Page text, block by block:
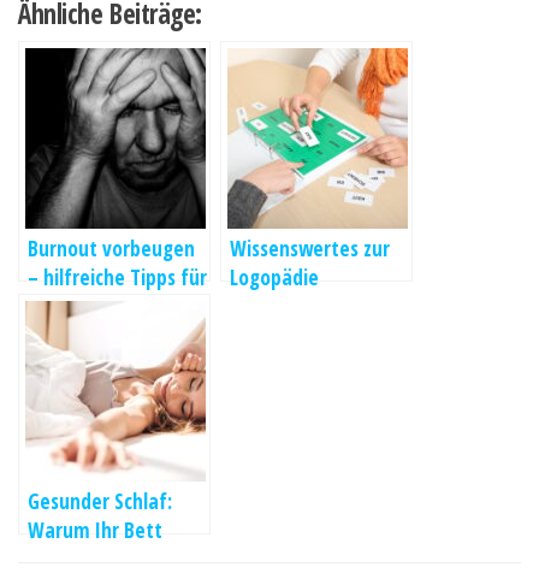
Ähnliche Beiträge:
Burnout vorbeugen
– hilfreiche Tipps für
den Alltag
Wissenswertes zur
Logopädie
Gesunder Schlaf:
Warum Ihr Bett